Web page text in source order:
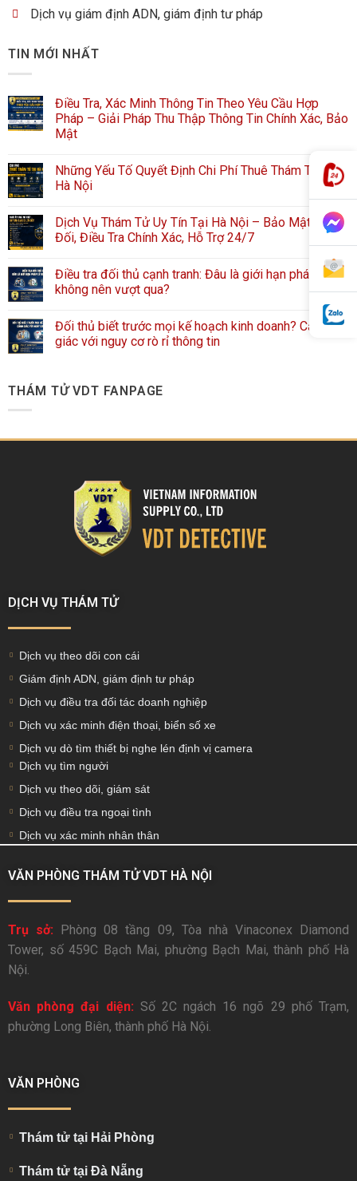
Dịch vụ giám định ADN, giám định tư pháp
TIN MỚI NHẤT
Điều Tra, Xác Minh Thông Tin Theo Yêu Cầu Hợp
Pháp – Giải Pháp Thu Thập Thông Tin Chính Xác, Bảo
Mật
Những Yếu Tố Quyết Định Chi Phí Thuê Thám Tử Tại
Hà Nội
Dịch Vụ Thám Tử Uy Tín Tại Hà Nội – Bảo Mật Tuyệt
Đối, Điều Tra Chính Xác, Hỗ Trợ 24/7
Điều tra đối thủ cạnh tranh: Đâu là giới hạn pháp lý
không nên vượt qua?
Đối thủ biết trước mọi kế hoạch kinh doanh? Cảnh
giác với nguy cơ rò rỉ thông tin
THÁM TỬ VDT FANPAGE
DỊCH VỤ THÁM TỬ
Dịch vụ theo dõi con cái
Giám định ADN, giám định tư pháp
Dịch vụ điều tra đối tác doanh nghiệp
Dịch vụ xác minh điện thoại, biển số xe
Dịch vụ dò tìm thiết bị nghe lén định vị camera
Dịch vụ tìm người
Dịch vụ theo dõi, giám sát
Dịch vụ điều tra ngoại tình
Dịch vụ xác minh nhân thân
VĂN PHÒNG THÁM TỬ VDT HÀ NỘI
Trụ sở: Phòng 08 tầng 09, Tòa nhà Vinaconex Diamond
Tower, số 459C Bạch Mai, phường Bạch Mai, thành phố Hà
Nội.
Văn phòng đại diện: Số 2C ngách 16 ngõ 29 phố Trạm,
phường Long Biên, thành phố Hà Nội.
VĂN PHÒNG
Thám tử tại Hải Phòng
Thám tử tại Đà Nẵng